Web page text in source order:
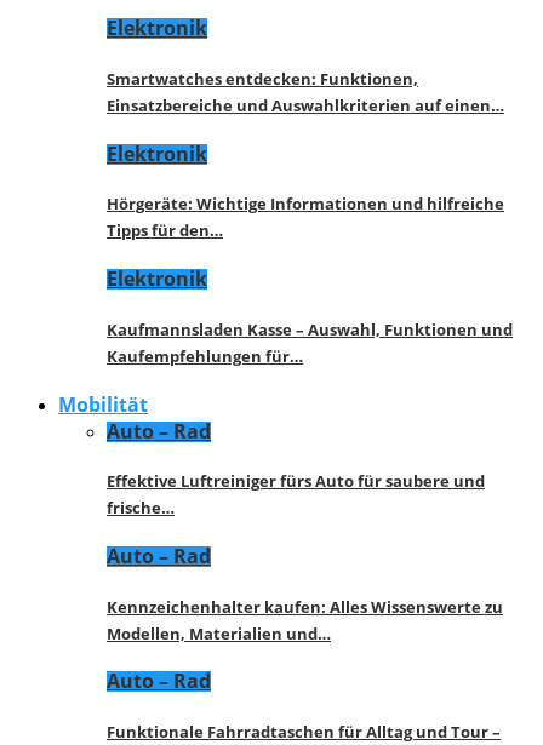
Elektronik
Smartwatches entdecken: Funktionen,
Einsatzbereiche und Auswahlkriterien auf einen…
Elektronik
Hörgeräte: Wichtige Informationen und hilfreiche
Tipps für den…
Elektronik
Kaufmannsladen Kasse – Auswahl, Funktionen und
Kaufempfehlungen für…
Mobilität
Auto – Rad
Effektive Luftreiniger fürs Auto für saubere und
frische…
Auto – Rad
Kennzeichenhalter kaufen: Alles Wissenswerte zu
Modellen, Materialien und…
Auto – Rad
Funktionale Fahrradtaschen für Alltag und Tour –